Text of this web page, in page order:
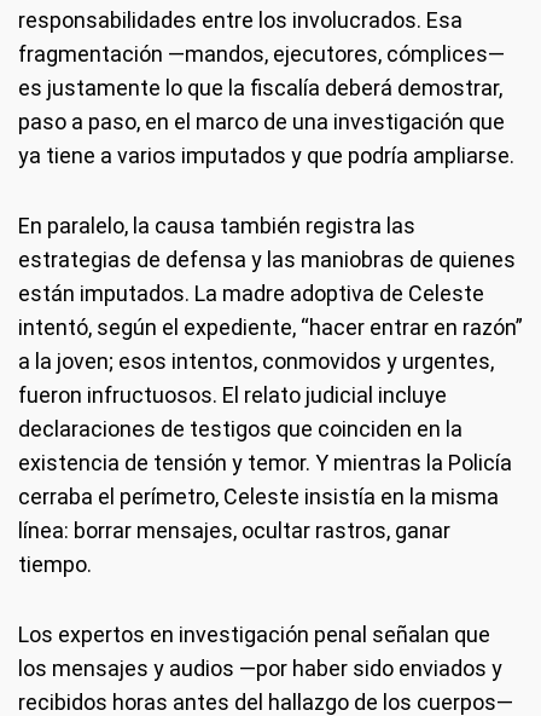
responsabilidades entre los involucrados. Esa
fragmentación —mandos, ejecutores, cómplices—
es justamente lo que la fiscalía deberá demostrar,
paso a paso, en el marco de una investigación que
ya tiene a varios imputados y que podría ampliarse.
En paralelo, la causa también registra las
estrategias de defensa y las maniobras de quienes
están imputados. La madre adoptiva de Celeste
intentó, según el expediente, “hacer entrar en razón”
a la joven; esos intentos, conmovidos y urgentes,
fueron infructuosos. El relato judicial incluye
declaraciones de testigos que coinciden en la
existencia de tensión y temor. Y mientras la Policía
cerraba el perímetro, Celeste insistía en la misma
línea: borrar mensajes, ocultar rastros, ganar
tiempo.
Los expertos en investigación penal señalan que
los mensajes y audios —por haber sido enviados y
recibidos horas antes del hallazgo de los cuerpos—